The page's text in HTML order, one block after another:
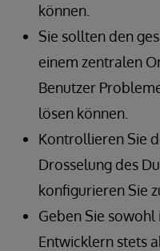
können.
Sie sollten den
einem zentralen
Benutzer
lösen können.
Kontrollieren Sie
Drosselung des
konfigurieren Sie
Geben Sie
Entwicklern stets